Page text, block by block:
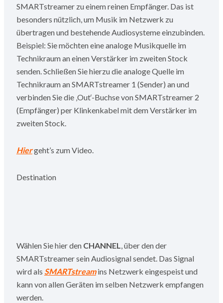
SMARTstreamer zu einem reinen Empfänger. Das ist
besonders nützlich, um Musik im Netzwerk zu
übertragen und bestehende Audiosysteme einzubinden.
Beispiel: Sie möchten eine analoge Musikquelle im
Technikraum an einen Verstärker im zweiten Stock
senden. Schließen Sie hierzu die analoge Quelle im
Technikraum an SMARTstreamer 1 (Sender) an und
verbinden Sie die ‚Out‘-Buchse von SMARTstreamer 2
(Empfänger) per Klinkenkabel mit dem Verstärker im
zweiten Stock.
Hiergeht’s zum Video.
Destination
Wählen Sie hier den CHANNEL, über den der
SMARTstreamer sein Audiosignal sendet. Das Signal
wird als SMARTstreamins Netzwerk eingespeist und
kann von allen Geräten im selben Netzwerk empfangen
werden.